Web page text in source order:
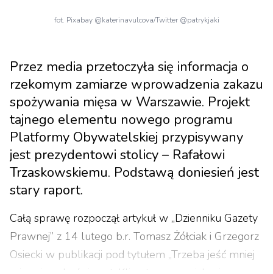
fot. Pixabay @katerinavulcova/Twitter @patrykjaki
Przez media przetoczyła się informacja o
rzekomym zamiarze wprowadzenia zakazu
spożywania mięsa w Warszawie. Projekt
tajnego elementu nowego programu
Platformy Obywatelskiej przypisywany
jest prezydentowi stolicy – Rafałowi
Trzaskowskiemu. Podstawą doniesień jest
stary raport.
Całą sprawę rozpoczął artykuł w „Dzienniku Gazety
Prawnej” z 14 lutego b.r. Tomasz Żółciak i Grzegorz
Osiecki w publikacji pod tytułem „Trzeba jeść mniej